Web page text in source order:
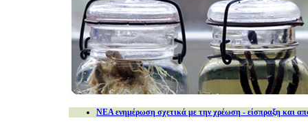
NEA ενημέρωση σχετικά με την χρέωση - είσπραξη και